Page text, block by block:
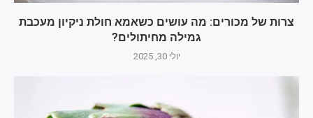
צרות של מכורים: מה עושים כשאמא חולת ניקיון מעכבת
גמילה מחיתולים?
יולי 30, 2025